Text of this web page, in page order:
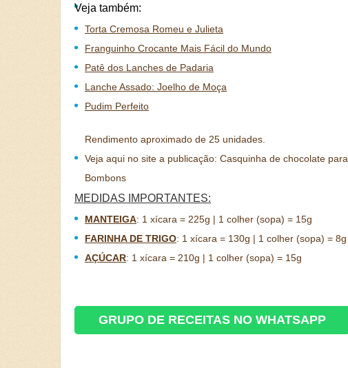
Veja também:
Torta Cremosa Romeu e Julieta
Franguinho Crocante Mais Fácil do Mundo
Patê dos Lanches de Padaria
Lanche Assado: Joelho de Moça
Pudim Perfeito
Rendimento aproximado de 25 unidades.
Veja aqui no site a publicação: Casquinha de chocolate para
Bombons
MEDIDAS IMPORTANTES:
MANTEIGA: 1 xícara = 225g | 1 colher (sopa) = 15g
FARINHA DE TRIGO: 1 xícara = 130g | 1 colher (sopa) = 8g
AÇÚCAR: 1 xícara = 210g | 1 colher (sopa) = 15g
GRUPO DE RECEITAS NO WHATSAPP